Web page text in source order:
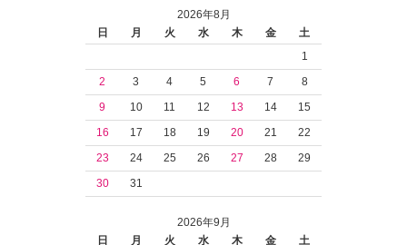
2026年8月
日
月 火 水 木 金
土
1
2
3 4 5 6 7
8
9
10 11 12 13 14
15
16
17 18 19 20 21
22
23
24 25 26 27 28
29
30
31
2026年9月
日
月 火 水 木 金
土